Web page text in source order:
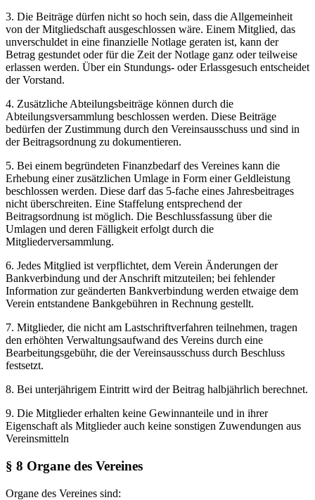
3. Die Beiträge dürfen nicht so hoch sein, dass die Allgemeinheit
von der Mitgliedschaft ausgeschlossen wäre. Einem Mitglied, das
unverschuldet in eine finanzielle Notlage geraten ist, kann der
Betrag gestundet oder für die Zeit der Notlage ganz oder teilweise
erlassen werden. Über ein Stundungs- oder Erlassgesuch entscheidet
der Vorstand.
4. Zusätzliche Abteilungsbeiträge können durch die
Abteilungsversammlung beschlossen werden. Diese Beiträge
bedürfen der Zustimmung durch den Vereinsausschuss und sind in
der Beitragsordnung zu dokumentieren.
5. Bei einem begründeten Finanzbedarf des Vereines kann die
Erhebung einer zusätzlichen Umlage in Form einer Geldleistung
beschlossen werden. Diese darf das 5-fache eines Jahresbeitrages
nicht überschreiten. Eine Staffelung entsprechend der
Beitragsordnung ist möglich. Die Beschlussfassung über die
Umlagen und deren Fälligkeit erfolgt durch die
Mitgliederversammlung.
6. Jedes Mitglied ist verpflichtet, dem Verein Änderungen der
Bankverbindung und der Anschrift mitzuteilen; bei fehlender
Information zur geänderten Bankverbindung werden etwaige dem
Verein entstandene Bankgebühren in Rechnung gestellt.
7. Mitglieder, die nicht am Lastschriftverfahren teilnehmen, tragen
den erhöhten Verwaltungsaufwand des Vereins durch eine
Bearbeitungsgebühr, die der Vereinsausschuss durch Beschluss
festsetzt.
8. Bei unterjährigem Eintritt wird der Beitrag halbjährlich berechnet.
9. Die Mitglieder erhalten keine Gewinnanteile und in ihrer
Eigenschaft als Mitglieder auch keine sonstigen Zuwendungen aus
Vereinsmitteln
§ 8 Organe des Vereines
Organe des Vereines sind: